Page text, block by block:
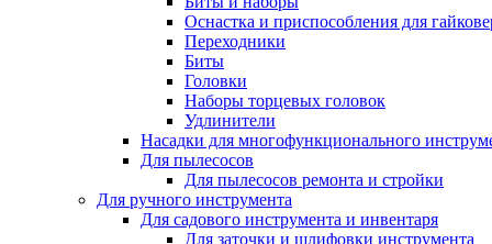
Оснастка и приспособления для
Переходники
Биты
Головки
Наборы торцевых головок
Удлинители
Насадки для многофункционального
Для пылесосов
Для пылесосов ремонта и стройки
Для ручного инструмента
Для садового инструмента и инвентаря
Для заточки и шлифовки инструмента